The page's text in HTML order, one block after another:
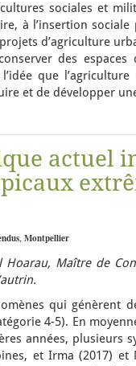
sociales et
à l’insertion sociale
d’agriculture
des
que
et de développer
actuel
, Montpellier
Maître de
qui génèrent
4-5). En
années, plusieurs
et Irma (2017) et